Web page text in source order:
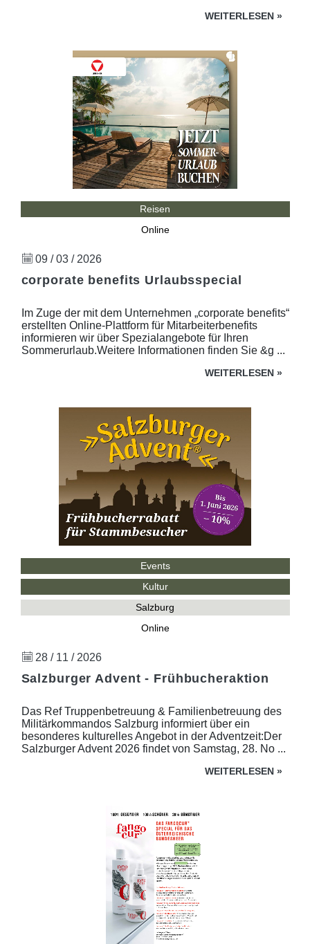
WEITERLESEN »
Reisen
Online
09 / 03 / 2026
corporate benefits Urlaubsspecial
Im Zuge der mit dem Unternehmen „corporate benefits“
erstellten Online-Plattform für Mitarbeiterbenefits
informieren wir über Spezialangebote für Ihren
Sommerurlaub.Weitere Informationen finden Sie &g ...
WEITERLESEN »
Events
Kultur
Salzburg
Online
28 / 11 / 2026
Salzburger Advent - Frühbucheraktion
Das Ref Truppenbetreuung & Familienbetreuung des
Militärkommandos Salzburg informiert über ein
besonderes kulturelles Angebot in der Adventzeit:Der
Salzburger Advent 2026 findet von Samstag, 28. No ...
WEITERLESEN »